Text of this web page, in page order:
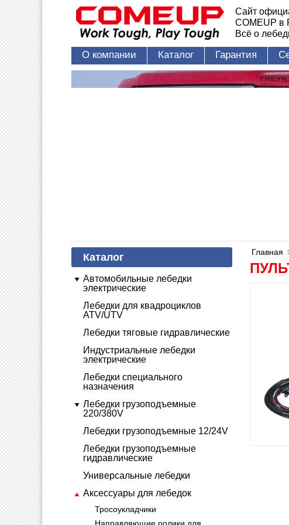
Сайт
COMEUP
Всё о
О компании Каталог Гарантия
Каталог
Автомобильные лебедки
электрические
Лебедки для квадроциклов
ATV/UTV
Лебедки тяговые гидравлические
Индустриальные лебедки
электрические
Лебедки специального
назначения
Лебедки грузоподъемные
220/380V
Лебедки грузоподъемные 12/24V
Лебедки грузоподъемные
гидравлические
Универсальные лебедки
Аксессуары для лебедок
Тросоукладчики
Главная